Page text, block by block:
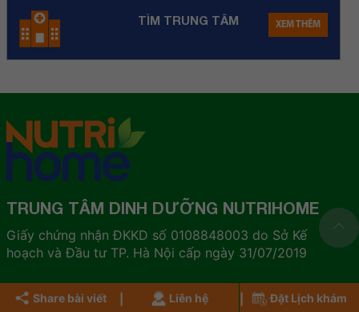
TÌM TRUNG TÂM XEM THÊM
TRUNG TÂM DINH DƯỠNG NUTRIHOME
Giấy chứng nhận ĐKKD số 0108848003 do Sở Kế
hoạch và Đầu tư TP. Hà Nội cấp ngày 31/07/2019
Điều khoản sử dụng
Share bài viết Liên hệ Đặt Lịch khám